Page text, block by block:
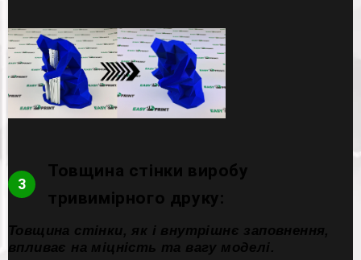
3
Товщина стінки виробу
тривимірного друку:
Товщина стінки, як і внутрішнє заповнення,
впливає на міцність та вагу моделі.